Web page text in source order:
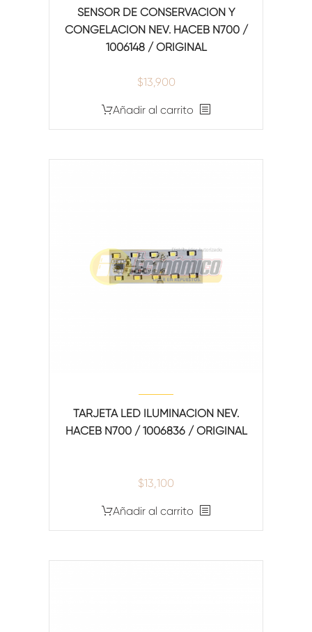
SENSOR DE CONSERVACION Y
CONGELACION NEV. HACEB N700 /
1006148 / ORIGINAL
$13,900
Añadir al carrito
TARJETA LED ILUMINACION NEV.
HACEB N700 / 1006836 / ORIGINAL
$13,100
Añadir al carrito